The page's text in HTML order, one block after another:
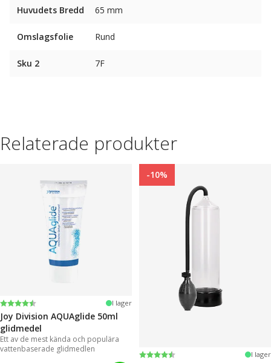
Huvudets Bredd 65 mm
Omslagsfolie Rund
Sku 2 7F
Relaterade produkter
Betyg:
4.2 utav 5 stjärnor I lager
Joy Division AQUAglide 50ml
glidmedel
Ett av de mest kända och populära
vattenbaserade glidmedlen
-10%
Betyg:
4.3 utav 5 stjärnor I lager